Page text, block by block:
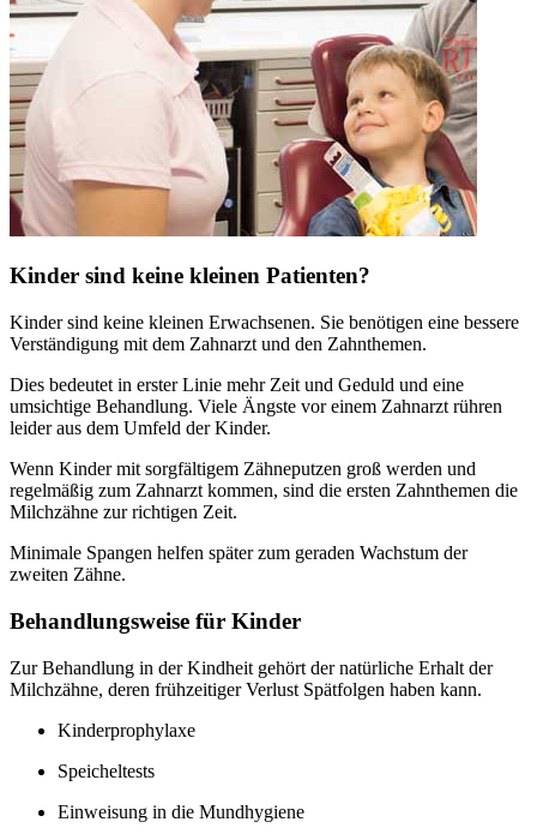
Kinder sind keine kleinen Patienten?
Kinder sind keine kleinen Erwachsenen. Sie benötigen eine bessere
Verständigung mit dem Zahnarzt und den Zahnthemen.
Dies bedeutet in erster Linie mehr Zeit und Geduld und eine
umsichtige Behandlung. Viele Ängste vor einem Zahnarzt rühren
leider aus dem Umfeld der Kinder.
Wenn Kinder mit sorgfältigem Zähneputzen groß werden und
regelmäßig zum Zahnarzt kommen, sind die ersten Zahnthemen die
Milchzähne zur richtigen Zeit.
Minimale Spangen helfen später zum geraden Wachstum der
zweiten Zähne.
Behandlungsweise für Kinder
Zur Behandlung in der Kindheit gehört der natürliche Erhalt der
Milchzähne, deren frühzeitiger Verlust Spätfolgen haben kann.
Kinderprophylaxe
Speicheltests
Einweisung in die Mundhygiene